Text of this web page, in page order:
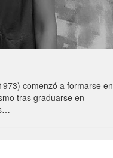
comenzó a formarse en
tras graduarse en